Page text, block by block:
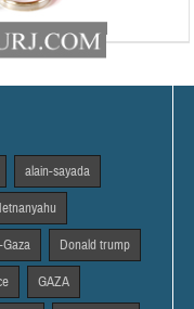
alain-sayada
Gaza Donald trump
GAZA